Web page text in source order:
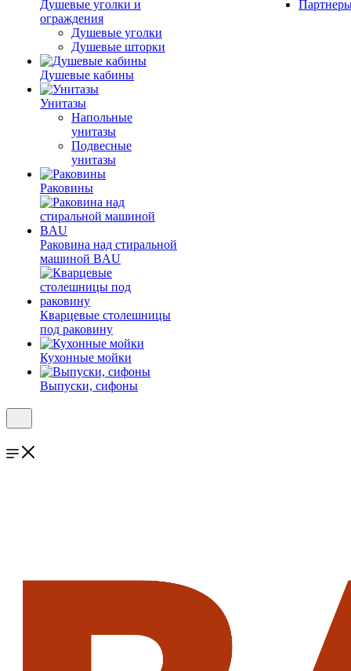
Душевые уголки и
ограждения
Душевые уголки
Душевые шторки
Душевые кабины
Унитазы
Напольные
унитазы
Подвесные
унитазы
Раковины
Раковина над стиральной
машиной BAU
Кварцевые столешницы
под раковину
Кухонные мойки
Выпуски, сифоны